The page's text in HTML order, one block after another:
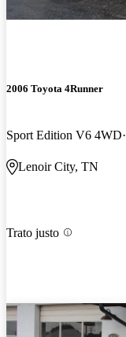
2006 Toyota 4Runner
Sport Edition V6 4WD
Lenoir City, TN
Trato justo